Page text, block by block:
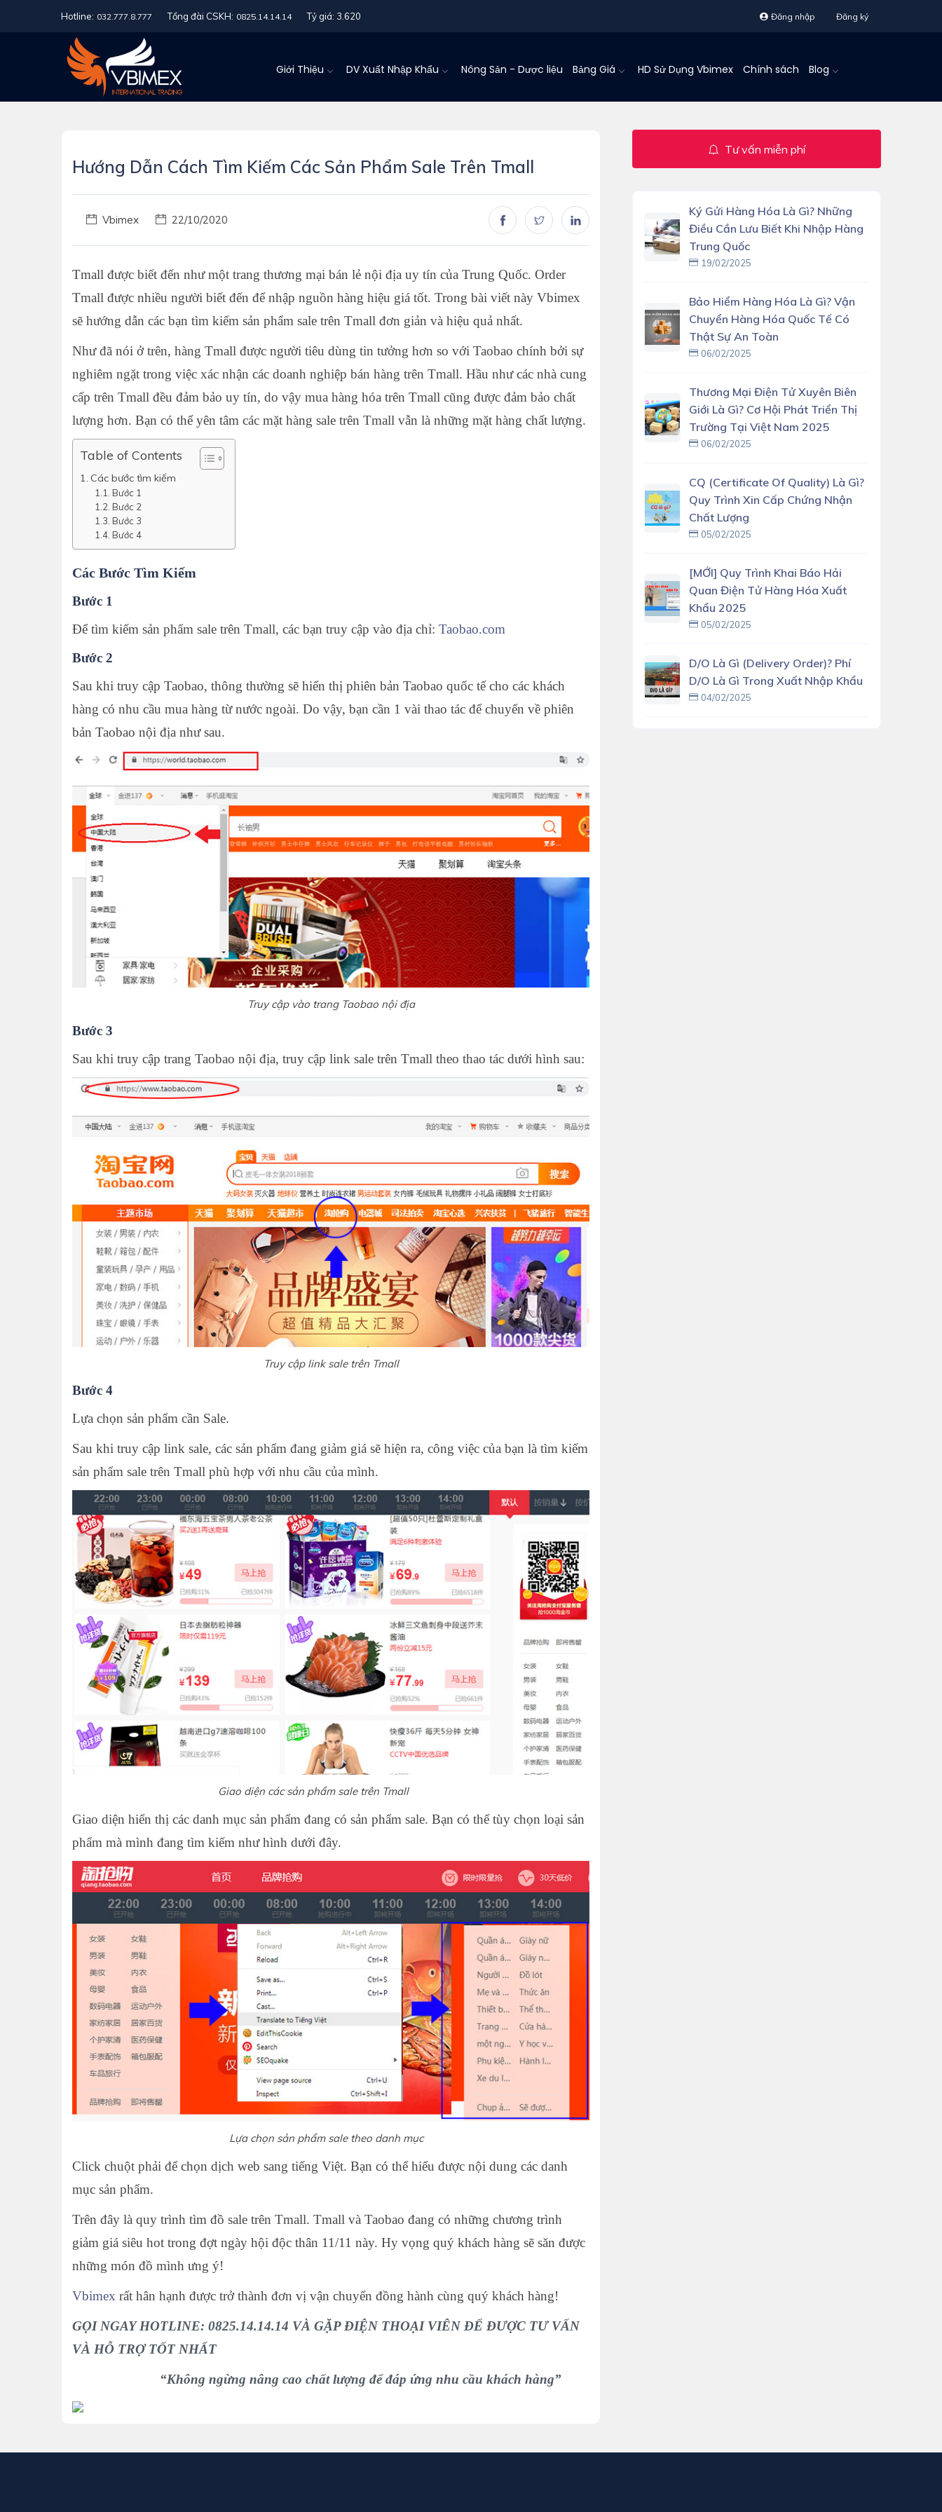
Hotline: 032.777.8.777 Tổng đài CSKH: 0825.14.14.14 Tỷ giá: 3.620 Đăng nhập Đăng ký
Giới Thiệu DV Xuất Nhập Khẩu Nông Sản - Dược liệu Bảng Giá HD Sử Dụng Vbimex Chính sách Blog
Hướng Dẫn Cách Tìm Kiếm Các Sản Phẩm Sale Trên Tmall
Vbimex 22/10/2020
Tmall được biết đến như một trang thương mại bán lẻ nội địa uy tín của Trung Quốc. Order
Tmall được nhiều người biết đến để nhập nguồn hàng hiệu giá tốt. Trong bài viết này Vbimex
sẽ hướng dẫn các bạn tìm kiếm sản phẩm sale trên Tmall đơn giản và hiệu quả nhất.
Như đã nói ở trên, hàng Tmall được người tiêu dùng tin tưởng hơn so với Taobao chính bởi sự
nghiêm ngặt trong việc xác nhận các doanh nghiệp bán hàng trên Tmall. Hầu như các nhà cung
cấp trên Tmall đều đảm bảo uy tín, do vậy mua hàng hóa trên Tmall cũng được đảm bảo chất
lượng hơn. Bạn có thể yên tâm các mặt hàng sale trên Tmall vẫn là những mặt hàng chất lượng.
Table of Contents
Các bước tìm kiếm
Bước 1
Bước 2
Bước 3
Bước 4
Các Bước Tìm Kiếm
Bước 1
Để tìm kiếm sản phẩm sale trên Tmall, các bạn truy cập vào địa chỉ: Taobao.com
Bước 2
Sau khi truy cập Taobao, thông thường sẽ hiển thị phiên bản Taobao quốc tế cho các khách
hàng có nhu cầu mua hàng từ nước ngoài. Do vậy, bạn cần 1 vài thao tác để chuyển về phiên
bản Taobao nội địa như sau.
Truy cập vào trang Taobao nội địa
Bước 3
Sau khi truy cập trang Taobao nội địa, truy cập link sale trên Tmall theo thao tác dưới hình sau:
Truy cập link sale trên Tmall
Bước 4
Lựa chọn sản phẩm cần Sale.
Sau khi truy cập link sale, các sản phẩm đang giảm giá sẽ hiện ra, công việc của bạn là tìm kiếm
sản phẩm sale trên Tmall phù hợp với nhu cầu của mình.
Giao diện các sản phẩm sale trên Tmall
Giao diện hiển thị các danh mục sản phẩm đang có sản phẩm sale. Bạn có thể tùy chọn loại sản
phẩm mà mình đang tìm kiếm như hình dưới đây.
Lựa chọn sản phẩm sale theo danh mục
Click chuột phải để chọn dịch web sang tiếng Việt. Bạn có thể hiểu được nội dung các danh
mục sản phẩm.
Trên đây là quy trình tìm đồ sale trên Tmall. Tmall và Taobao đang có những chương trình
giảm giá siêu hot trong đợt ngày hội độc thân 11/11 này. Hy vọng quý khách hàng sẽ săn được
những món đồ mình ưng ý!
Vbimex rất hân hạnh được trở thành đơn vị vận chuyển đồng hành cùng quý khách hàng!
GỌI NGAY HOTLINE: 0825.14.14.14 VÀ GẶP ĐIỆN THOẠI VIÊN ĐỂ ĐƯỢC TƯ VẤN
VÀ HỖ TRỢ TỐT NHẤT
“Không ngừng nâng cao chất lượng để đáp ứng nhu cầu khách hàng”
Tư vấn miễn phí
Ký Gửi Hàng Hóa Là Gì? Những
Điều Cần Lưu Biết Khi Nhập Hàng
Trung Quốc
19/02/2025
Bảo Hiểm Hàng Hóa Là Gì? Vận
Chuyển Hàng Hóa Quốc Tế Có
Thật Sự An Toàn
06/02/2025
Thương Mại Điện Tử Xuyên Biên
Giới Là Gì? Cơ Hội Phát Triển Thị
Trường Tại Việt Nam 2025
06/02/2025
CQ (Certificate Of Quality) Là Gì?
Quy Trình Xin Cấp Chứng Nhận
Chất Lượng
05/02/2025
[MỚI] Quy Trình Khai Báo Hải
Quan Điện Tử Hàng Hóa Xuất
Khẩu 2025
05/02/2025
D/O Là Gì (delivery Order)? Phí
D/O Là Gì Trong Xuất Nhập Khẩu
04/02/2025